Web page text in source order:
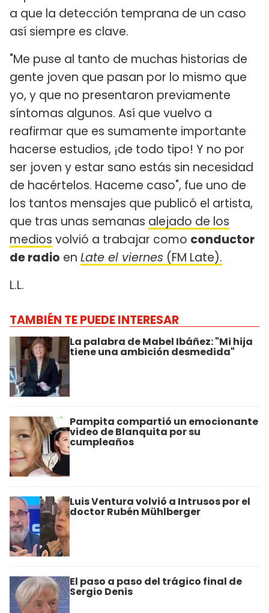
a que la detección temprana de un caso
así siempre es clave.
"Me puse al tanto de muchas historias de
gente joven que pasan por lo mismo que
yo, y que no presentaron previamente
síntomas algunos. Así que vuelvo a
reafirmar que es sumamente importante
hacerse estudios, ¡de todo tipo! Y no por
ser joven y estar sano estás sin necesidad
de hacértelos. Haceme caso", fue uno de
los tantos mensajes que publicó el artista,
que tras unas semanas alejado de los
medios volvió a trabajar como conductor
de radio en Late el viernes (FM Late).
L.L.
TAMBIÉN TE PUEDE INTERESAR
La palabra de Mabel Ibáñez: "Mi hija
tiene una ambición desmedida"
Pampita compartió un emocionante
video de Blanquita por su
cumpleaños
Luis Ventura volvió a Intrusos por el
doctor Rubén Mühlberger
El paso a paso del trágico final de
Sergio Denis